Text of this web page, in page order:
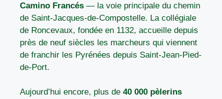
Camino Francés — la voie principale du chemin
de Saint-Jacques-de-Compostelle. La collégiale
de Roncevaux, fondée en 1132, accueille depuis
près de neuf siècles les marcheurs qui viennent
de franchir les Pyrénées depuis Saint-Jean-Pied-
de-Port.
Aujourd’hui encore, plus de 40 000 pèlerins